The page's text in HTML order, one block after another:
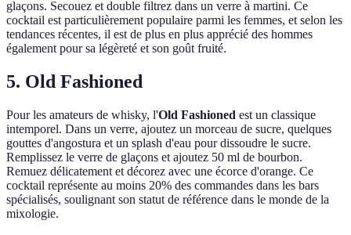
glaçons. Secouez et double filtrez dans un verre à martini. Ce
cocktail est particulièrement populaire parmi les femmes, et selon les
tendances récentes, il est de plus en plus apprécié des hommes
également pour sa légèreté et son goût fruité.
5. Old Fashioned
Pour les amateurs de whisky, l'Old Fashioned est un classique
intemporel. Dans un verre, ajoutez un morceau de sucre, quelques
gouttes d'angostura et un splash d'eau pour dissoudre le sucre.
Remplissez le verre de glaçons et ajoutez 50 ml de bourbon.
Remuez délicatement et décorez avec une écorce d'orange. Ce
cocktail représente au moins 20% des commandes dans les bars
spécialisés, soulignant son statut de référence dans le monde de la
mixologie.